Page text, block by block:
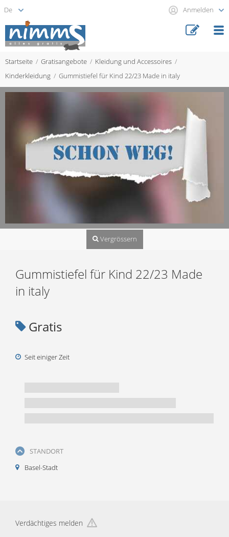
Anmelden
Startseite Gratisangebote
Kleidung und Accessoires
Kinderkleidung
Gummistiefel für Kind 22/23 Made in italy
Vergrössern
Gummistiefel für Kind 22/23 Made
in italy
Gratis
Seit einiger Zeit
STANDORT
Basel-Stadt
Verdächtiges melden